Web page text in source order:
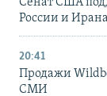
Сенат США
России и Ирана
20:41
Продажи
СМИ